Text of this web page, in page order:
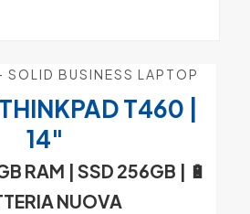
SOLID BUSINESS LAPTOP
T460 |
14″
RAM | SSD 256GB |
🔋
NUOVA